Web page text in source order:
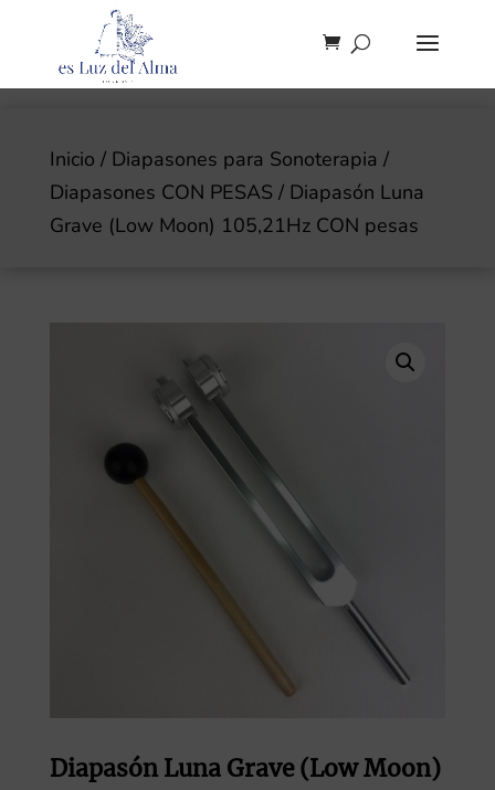
Inicio / Diapasones para Sonoterapia /
Diapasones CON PESAS / Diapasón Luna
Grave (Low Moon) 105,21Hz CON pesas
Diapasón Luna Grave (Low Moon)